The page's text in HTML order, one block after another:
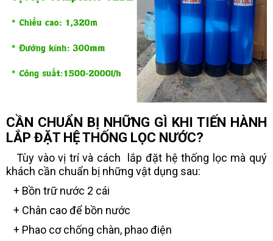
CẦN CHUẨN BỊ NHỮNG GÌ KHI TIẾN HÀNH
LẮP ĐẶT HỆ THỐNG LỌC NƯỚC?
Tùy vào vị trí và cách lắp đặt hệ thống lọc mà quý
khách cần chuẩn bị những vật dụng sau:
+ Bồn trữ nước 2 cái
+ Chân cao để bồn nước
+ Phao cơ chống chàn, phao điện